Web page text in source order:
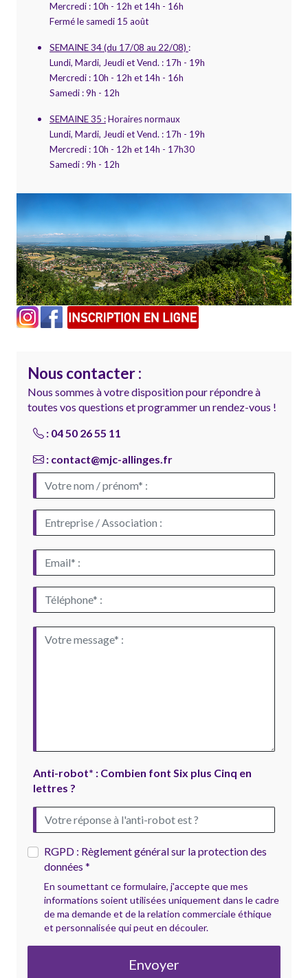
Mercredi : 10h - 12h et 14h - 16h
Fermé le samedi 15 août
SEMAINE 34 (du 17/08 au 22/08) :
Lundi, Mardi, Jeudi et Vend. : 17h - 19h
Mercredi : 10h - 12h et 14h - 16h
Samedi : 9h - 12h
SEMAINE 35 :Horaires normaux
Lundi, Mardi, Jeudi et Vend. : 17h - 19h
Mercredi : 10h - 12h et 14h - 17h30
Samedi : 9h - 12h
Nous contacter :
Nous sommes à votre disposition pour répondre à
toutes vos questions et programmer un rendez-vous !
: 04 50 26 55 11
: contact@mjc-allinges.fr
Anti-robot* : Combien font Six plus Cinq en
lettres ?
RGPD : Règlement général sur la protection des
données *
En soumettant ce formulaire, j'accepte que mes
informations soient utilisées uniquement dans le cadre
de ma demande et de la relation commerciale éthique
et personnalisée qui peut en découler.
Envoyer